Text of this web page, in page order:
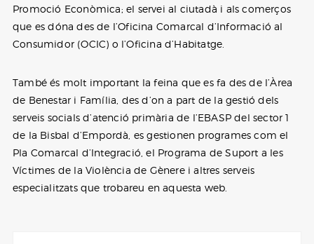
Promoció Econòmica; el servei al ciutadà i als comerços
que es dóna des de l’Oficina Comarcal d’Informació al
Consumidor (OCIC) o l’Oficina d’Habitatge.
També és molt important la feina que es fa des de l’Àrea
de Benestar i Família, des d’on a part de la gestió dels
serveis socials d’atenció primària de l’EBASP del sector 1
de la Bisbal d’Empordà, es gestionen programes com el
Pla Comarcal d’Integració, el Programa de Suport a les
Víctimes de la Violència de Gènere i altres serveis
especialitzats que trobareu en aquesta web.